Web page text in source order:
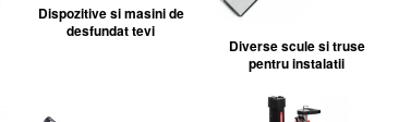
Dispozitive si masini de
desfundat tevi
Diverse scule si truse
pentru instalatii